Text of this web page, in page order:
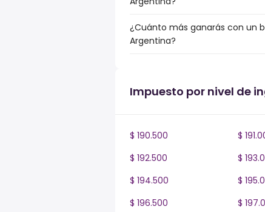
¿Cuánto más ganarás con un
Argentina?
Impuesto por nivel de
$ 190.500 $
$ 192.500
$
$ 194.500
$
$ 196.500
$